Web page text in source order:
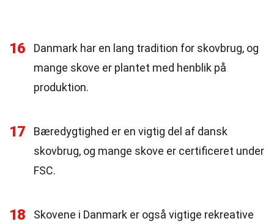
16
Danmark har en lang tradition for skovbrug, og
mange skove er plantet med henblik på
produktion.
17
Bæredygtighed er en vigtig del af dansk
skovbrug, og mange skove er certificeret under
FSC.
18
Skovene i Danmark er også vigtige rekreative